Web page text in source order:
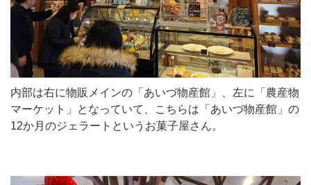
内部は右に物販メインの「あいづ物産館」、左に「農産物
マーケット」となっていて、こちらは「あいづ物産館」の
12か月のジェラートというお菓子屋さん。